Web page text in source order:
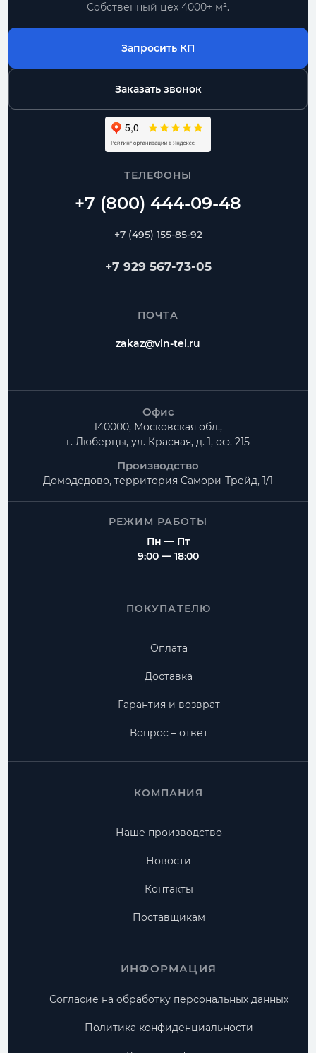
Собственный цех 4000+ м².
Запросить КП
Заказать звонок
ТЕЛЕФОНЫ
+7 (495) 155-85-92
+7 929 567-73-05
ПОЧТА
zakaz@vin-tel.ru
Офис
140000, Московская обл.,
г. Люберцы, ул. Красная, д. 1, оф. 215
Производство
Домодедово, территория Самори-Трейд, 1/1
РЕЖИМ РАБОТЫ
Пн — Пт
9:00 — 18:00
ПОКУПАТЕЛЮ
Оплата
Доставка
Гарантия и возврат
Вопрос – ответ
КОМПАНИЯ
Наше производство
Новости
Контакты
Поставщикам
ИНФОРМАЦИЯ
Согласие на обработку персональных данных
Политика конфиденциальности